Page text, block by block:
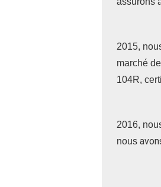
2015,
marché
104R,
2016,
nous